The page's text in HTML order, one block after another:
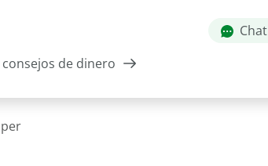
Chat
consejos de dinero